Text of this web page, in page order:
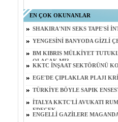
EN ÇOK OKUNANLAR
SHAKIRA'NIN SEKS TAPE'Sİ
YENGESİNİ BANYODA GİZLİ
BM KIBRIS MÜLKİYET
OLACAK MI?
KKTC İNŞAAT SEKTÖRÜNÜ
EGE'DE ÇIPLAKLAR PLAJI
TÜRKİYE BÖYLE SAPIK
İTALYA KKTC'Lİ AVUKATI
EDECEK
ENGELLİ GAZİLERE